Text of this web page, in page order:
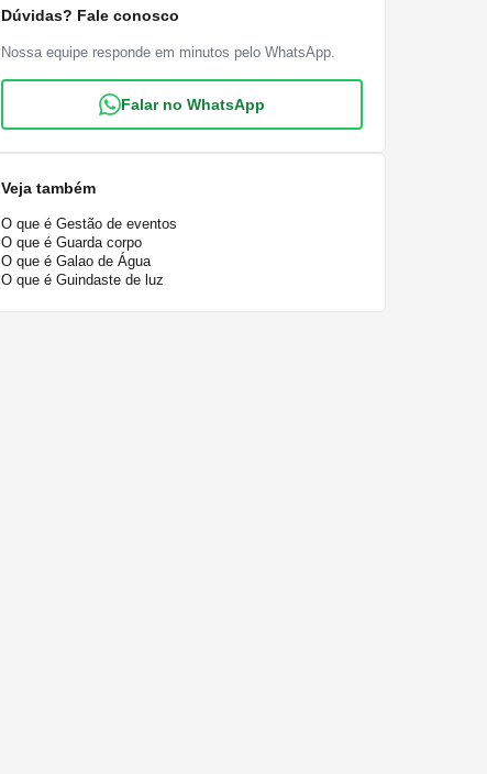
Dúvidas? Fale conosco
Nossa equipe responde em minutos pelo WhatsApp.
Falar no WhatsApp
Veja também
O que é Gestão de eventos
O que é Guarda corpo
O que é Galao de Água
O que é Guindaste de luz